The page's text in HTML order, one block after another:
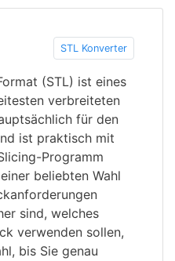
STL Konverter
(STL) ist eines
verbreiteten
für den
ist praktisch mit
Programm
beliebten Wahl
sind, welches
verwenden sollen,
bis Sie genau